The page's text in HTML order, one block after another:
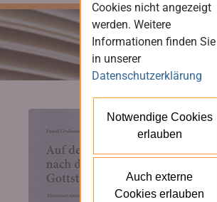
Cookies nicht angezeigt
werden. Weitere
Informationen finden Sie
in unserer
Datenschutzerklärung
Notwendige Cookies
erlauben
Auch externe
Cookies erlauben